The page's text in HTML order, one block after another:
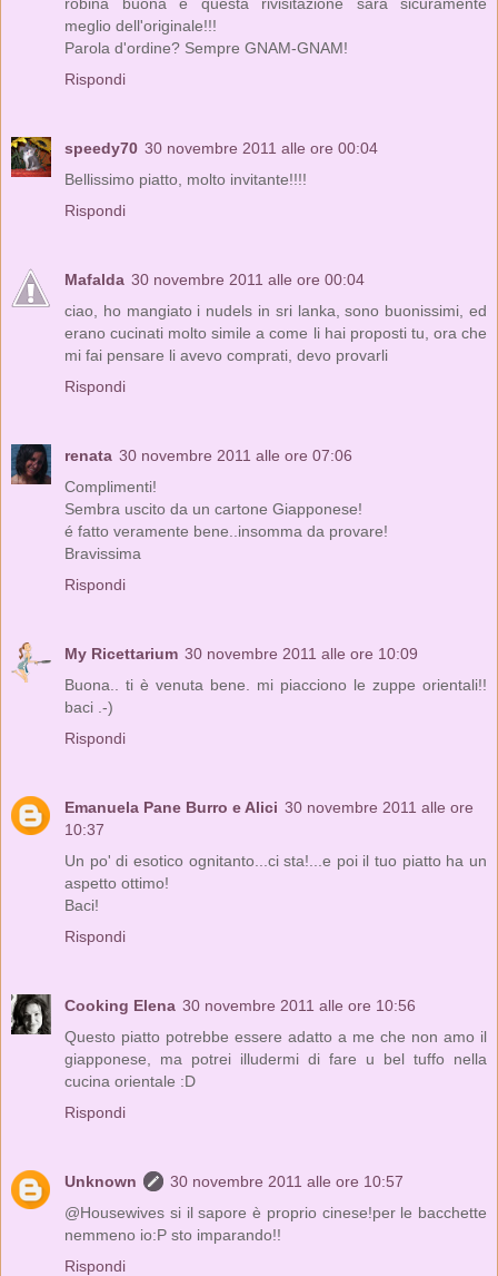
meglio dell'originale!!!
Parola d'ordine? Sempre GNAM-GNAM!
Rispondi
speedy70 30 novembre 2011 alle ore 00:04
Bellissimo piatto, molto invitante!!!!
Rispondi
Mafalda 30 novembre 2011 alle ore 00:04
ciao, ho mangiato i nudels in sri lanka, sono buonissimi, ed
erano cucinati molto simile a come li hai proposti tu, ora che
mi fai pensare li avevo comprati, devo provarli
Rispondi
renata 30 novembre 2011 alle ore 07:06
Complimenti!
Sembra uscito da un cartone Giapponese!
é fatto veramente bene..insomma da provare!
Bravissima
Rispondi
My Ricettarium 30 novembre 2011 alle ore 10:09
Buona.. ti è venuta bene. mi piacciono le zuppe orientali!!
baci .-)
Rispondi
Emanuela Pane Burro e Alici 30 novembre 2011 alle ore
10:37
Un po' di esotico ognitanto...ci sta!...e poi il tuo piatto ha un
aspetto ottimo!
Baci!
Rispondi
Cooking Elena 30 novembre 2011 alle ore 10:56
Questo piatto potrebbe essere adatto a me che non amo il
giapponese, ma potrei illudermi di fare u bel tuffo nella
cucina orientale :D
Rispondi
Unknown
30 novembre 2011 alle ore 10:57
@Housewives si il sapore è proprio cinese!per le bacchette
nemmeno io:P sto imparando!!
Rispondi